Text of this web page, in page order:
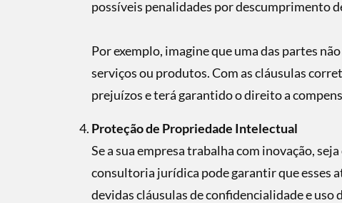
possíveis penalidades por descumprimento
Por exemplo, imagine que uma das partes
serviços ou produtos. Com as cláusulas
prejuízos e terá garantido o direito a
Proteção de Propriedade Intelectual
Se a sua empresa trabalha com inovação,
consultoria jurídica pode garantir que esses
devidas cláusulas de confidencialidade e